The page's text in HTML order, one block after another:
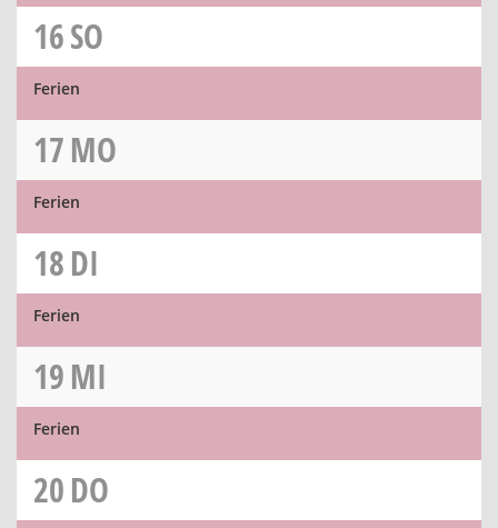
16SO
Ferien
17MO
Ferien
18DI
Ferien
19MI
Ferien
20DO